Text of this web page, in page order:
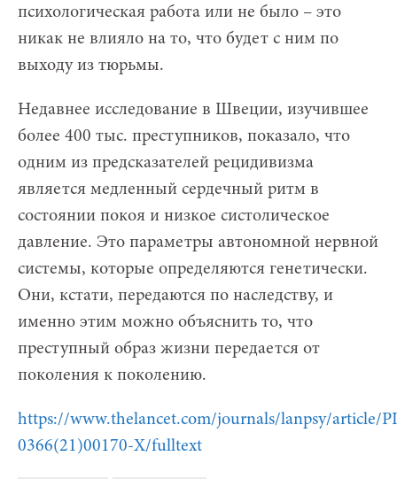
психологическая работа или не было – это
никак не влияло на то, что будет с ним по
выходу из тюрьмы.
Недавнее исследование в Швеции, изучившее
более 400 тыс. преступников, показало, что
одним из предсказателей рецидивизма
является медленный сердечный ритм в
состоянии покоя и низкое систолическое
давление. Это параметры автономной нервной
системы, которые определяются генетически.
Они, кстати, передаются по наследству, и
именно этим можно объяснить то, что
преступный образ жизни передается от
поколения к поколению.
https://www.thelancet.com/journals/lanpsy/article/
0366(21)00170-X/fulltext